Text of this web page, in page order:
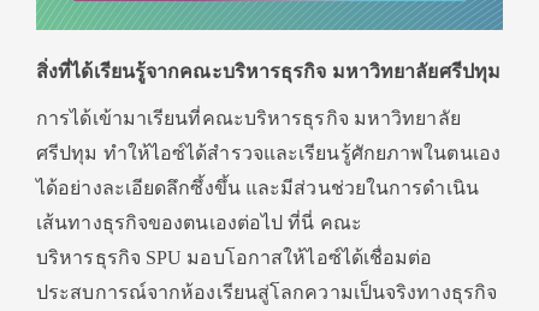
สิ่งที่ได้เรียนรู้จากคณะบริหารธุรกิจ มหาวิทยาลัยศรีปทุม
การได้เข้ามาเรียนที่คณะบริหารธุรกิจ มหาวิทยาลัย
ศรีปทุม ทำให้ไอซ์ได้สำรวจและเรียนรู้ศักยภาพในตนเอง
ได้อย่างละเอียดลึกซึ้งขึ้น และมีส่วนช่วยในการดำเนิน
เส้นทางธุรกิจของตนเองต่อไป ที่นี่ คณะ
บริหารธุรกิจ SPU มอบโอกาสให้ไอซ์ได้เชื่อมต่อ
ประสบการณ์จากห้องเรียนสู่โลกความเป็นจริงทางธุรกิจ